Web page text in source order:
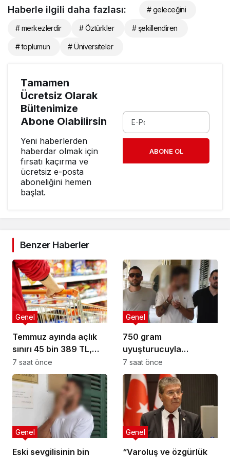
Haberle ilgili daha fazlası: # geleceğini
# merkezlerdir # Öztürkler # şekillendiren
# toplumun # Üniversiteler
Tamamen
Ücretsiz Olarak
Bültenimize
Abone Olabilirsin
Yeni haberlerden
haberdar olmak için
fırsatı kaçırma ve
ücretsiz e-posta
aboneliğini hemen
başlat.
ABONE OL
Benzer Haberler
Temmuz ayında açlık
sınırı 45 bin 389 TL,
yoksulluk sınırı 244 bin
818 TL oldu
Genel
7 saat önce
750 gram
uyuşturucuyla
yakalandı: 3 gün
tutuklu kalacak
Genel
7 saat önce
Eski sevgilisinin bin
Genel
“Varoluş ve özgürlük
Genel